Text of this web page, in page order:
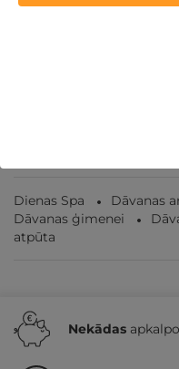
Baseins un pirtis
Dienas Spa Dāvanas
Dāvanas ģimenei
atpūta
Nekādas